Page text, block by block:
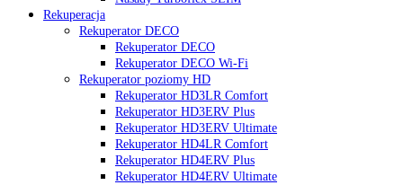
Rekuperacja
Rekuperator DECO
Rekuperator DECO
Rekuperator DECO Wi-Fi
Rekuperator poziomy HD
Rekuperator HD3LR Comfort
Rekuperator HD3ERV Plus
Rekuperator HD3ERV Ultimate
Rekuperator HD4LR Comfort
Rekuperator HD4ERV Plus
Rekuperator HD4ERV Ultimate